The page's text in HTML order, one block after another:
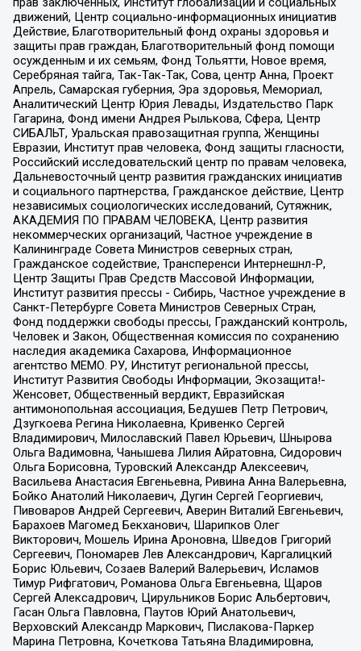
движений, Центр социально-информационных инициатив
Действие, Благотворительный фонд охраны здоровья и
защиты прав граждан, Благотворительный фонд помощи
осужденным и их семьям, Фонд Тольятти, Новое время,
Серебряная тайга, Так-Так-Так, Сова, центр Анна, Проект
Апрель, Самарская губерния, Эра здоровья, Мемориал,
Аналитический Центр Юрия Левады, Издательство Парк
Гагарина, Фонд имени Андрея Рылькова, Сфера, Центр
СИБАЛЬТ, Уральская правозащитная группа, Женщины
Евразии, Институт прав человека, Фонд защиты гласности,
Российский исследовательский центр по правам человека,
Дальневосточный центр развития гражданских инициатив
и социального партнерства, Гражданское действие, Центр
независимых социологических исследований, Сутяжник,
АКАДЕМИЯ ПО ПРАВАМ ЧЕЛОВЕКА, Центр развития
некоммерческих организаций, Частное учреждение в
Калининграде Совета Министров северных стран,
Гражданское содействие, Трансперенси Интернешнл-Р,
Центр Защиты Прав Средств Массовой Информации,
Институт развития прессы - Сибирь, Частное учреждение в
Санкт-Петербурге Совета Министров Северных Стран,
Фонд поддержки свободы прессы, Гражданский контроль,
Человек и Закон, Общественная комиссия по сохранению
наследия академика Сахарова, Информационное
агентство МЕМО. РУ, Институт региональной прессы,
Институт Развития Свободы Информации, Экозащита!-
Женсовет, Общественный вердикт, Евразийская
антимонопольная ассоциация, Бедушев Петр Петрович,
Дзугкоева Регина Николаевна, Кривенко Сергей
Владимирович, Милославский Павел Юрьевич, Шнырова
Ольга Вадимовна, Чанышева Лилия Айратовна, Сидорович
Ольга Борисовна, Туровский Александр Алексеевич,
Васильева Анастасия Евгеньевна, Ривина Анна Валерьевна,
Бойко Анатолий Николаевич, Дугин Сергей Георгиевич,
Пивоваров Андрей Сергеевич, Аверин Виталий Евгеньевич,
Барахоев Магомед Бекханович, Шарипков Олег
Викторович, Мошель Ирина Ароновна, Шведов Григорий
Сергеевич, Пономарев Лев Александрович, Каргалицкий
Борис Юльевич, Созаев Валерий Валерьевич, Исламов
Тимур Рифгатович, Романова Ольга Евгеньевна, Щаров
Сергей Алексадрович, Цирульников Борис Альбертович,
Гасан Ольга Павловна, Паутов Юрий Анатольевич,
Верховский Александр Маркович, Пислакова-Паркер
Марина Петровна, Кочеткова Татьяна Владимировна,